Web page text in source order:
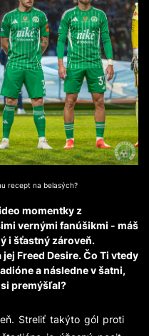
recept na belasých?
momentky z
vernými fanúšikmi - máš
i šťastný zároveň.
Freed Desire. Čo Ti vtedy
a následne v šatni,
premýšľal?
Streliť takýto gól proti